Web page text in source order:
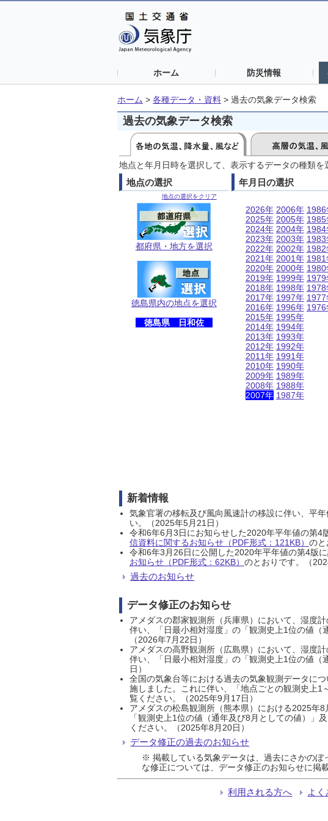
ホーム 防災情報
ホーム > 各種データ・資料 > 過去の気象データ検索
過去の気象データ検索
地点と年月日時を選択して、表示するデータの種類を
地点の選択
地点の選択をクリア
都府県・地方を選択
徳島県内の地点を選択
徳島県 日和佐
年月日の選択
2026年
2025年
2024年
2023年
2022年
2021年
2020年
2019年
2018年
2017年
2016年
2015年
2014年
2013年
2012年
2011年
2010年
2009年
2008年
2007年
2006年
2005年
2004年
2003年
2002年
2001年
2000年
1999年
1998年
1997年
1996年
1995年
1994年
1993年
1992年
1991年
1990年
1989年
1988年
1987年
1986
1985
1984
1983
1982
1981
1980
1979
1978
1977
1976
新着情報
気象官署の移転及び風向風速計の移設に伴い、平
い。（2025年5月21日）
令和6年6月3日にお知らせした2020年平年値の第4
信資料に関するお知らせ（PDF形式：121KB） のと
令和6年3月26日に公開した2020年平年値の第4版
お知らせ（PDF形式：62KB） のとおりです。（
過去のお知らせ
データ修正のお知らせ
アメダスの郡家観測所（兵庫県）において、湿度
伴い、「日最小相対湿度」の「観測史上1位の値（
（2026年7月22日）
アメダスの高野観測所（広島県）において、湿度
伴い、「日最小相対湿度」の「観測史上1位の値
日）
全国の気象台等における過去の気象観測データに
施しました。これに伴い、「地点ごとの観測史上
覧ください。（2025年9月17日）
アメダスの松島観測所（熊本県）における2025年
「観測史上1位の値（通年及び8月としての値）」
ください。（2025年8月20日）
データ修正の過去のお知らせ
※ 掲載している気象データは、過去にさかのぼ
な修正については、データ修正のお知らせに掲載
利用される方へ よく